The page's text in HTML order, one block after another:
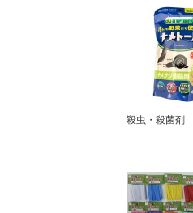
殺虫・殺菌剤